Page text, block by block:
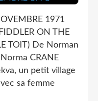
1971
ON THE
TOIT) De Norman
CRANE
un petit village
sa femme